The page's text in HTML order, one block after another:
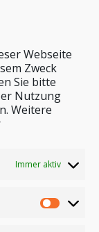
Webseite
Zweck
Sie bitte
Nutzung
Weitere
Immer aktiv